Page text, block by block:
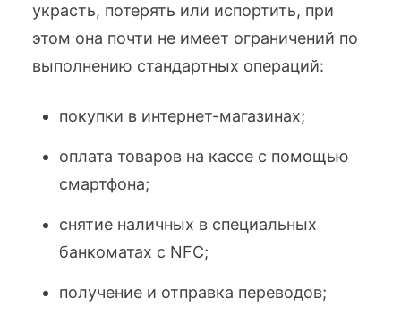
украсть, потерять или испортить, при
этом она почти не имеет ограничений по
выполнению стандартных операций:
покупки в интернет-магазинах;
оплата товаров на кассе с помощью
смартфона;
снятие наличных в специальных
банкоматах с NFC;
получение и отправка переводов;